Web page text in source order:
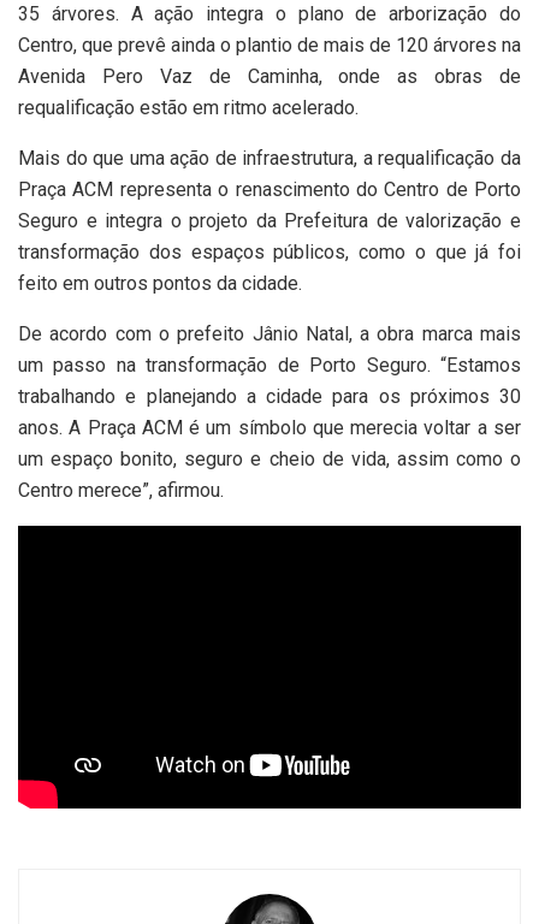
35 árvores. A ação integra o plano de arborização do
Centro, que prevê ainda o plantio de mais de 120 árvores na
Avenida Pero Vaz de Caminha, onde as obras de
requalificação estão em ritmo acelerado.
Mais do que uma ação de infraestrutura, a requalificação da
Praça ACM representa o renascimento do Centro de Porto
Seguro e integra o projeto da Prefeitura de valorização e
transformação dos espaços públicos, como o que já foi
feito em outros pontos da cidade.
De acordo com o prefeito Jânio Natal, a obra marca mais
um passo na transformação de Porto Seguro. “Estamos
trabalhando e planejando a cidade para os próximos 30
anos. A Praça ACM é um símbolo que merecia voltar a ser
um espaço bonito, seguro e cheio de vida, assim como o
Centro merece”, afirmou.